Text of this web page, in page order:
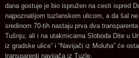
dana gostuje je bio ispružen na cesti ispred
najpoznatijom tuzlanskom ulicom, a da šal
sredinom 70-tih nastaju prva dva
Tušnju, ali i na utakmicama Sloboda Dite u
iz gradske ulice” i “Navijači iz Moluha” će
transparenti navijača iz Tuzle.